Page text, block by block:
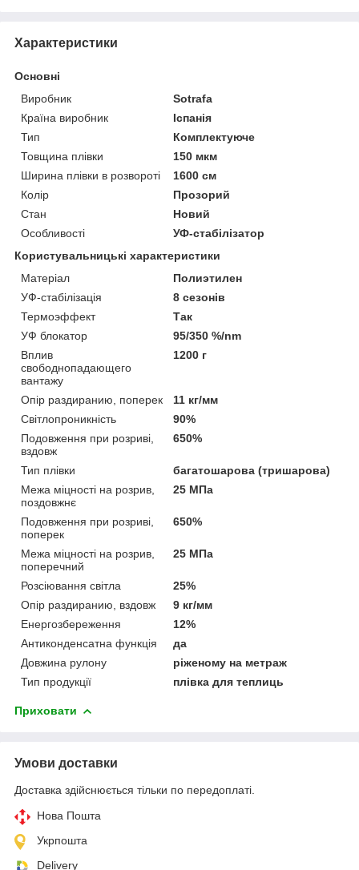
Характеристики
Основні
Виробник
Sotrafa
Країна виробник
Іспанія
Тип
Комплектуюче
Товщина плівки
150 мкм
Ширина плівки в розвороті
1600 см
Колір
Прозорий
Стан
Новий
Особливості
УФ-стабілізатор
Користувальницькі характеристики
Матеріал
Полиэтилен
УФ-стабілізація
8 сезонів
Термоэффект
Так
УФ блокатор
95/350 %/nm
Вплив
свободнопадающего
вантажу
1200 г
Опір раздиранию, поперек
11 кг/мм
Світлопроникність
90%
Подовження при розриві,
вздовж
650%
Тип плівки
багатошарова (тришарова)
Межа міцності на розрив,
поздовжнє
25 МПа
Подовження при розриві,
поперек
650%
Межа міцності на розрив,
поперечний
25 МПа
Розсіювання світла
25%
Опір раздиранию, вздовж
9 кг/мм
Енергозбереження
12%
Антиконденсатна функція
да
Довжина рулону
ріженому на метраж
Тип продукції
плівка для теплиць
Приховати
Умови доставки
Доставка здійснюється тільки по передоплаті.
Нова Пошта
Укрпошта
Delivery